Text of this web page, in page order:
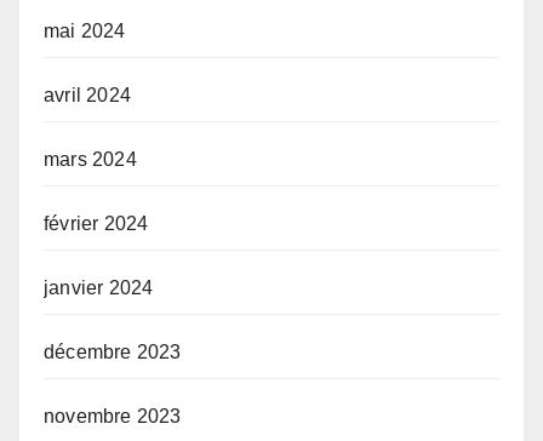
mai 2024
avril 2024
mars 2024
février 2024
janvier 2024
décembre 2023
novembre 2023